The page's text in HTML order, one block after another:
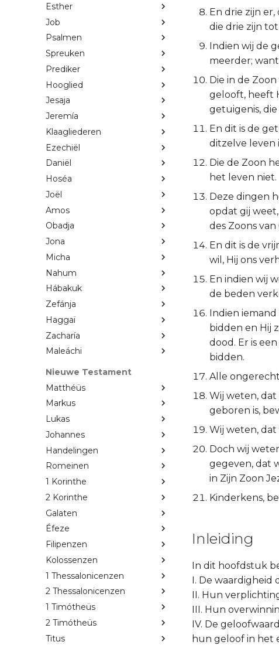
Esther
Job
Psalmen
Spreuken
Prediker
Hooglied
Jesaja
Jeremía
Klaagliederen
Ezechiël
Daniël
Hoséa
Joël
Amos
Obadja
Jona
Micha
Nahum
Hábakuk
Zefánja
Haggaï
Zacharía
Maleáchi
Nieuwe Testament
Matthéüs
Markus
Lukas
Johannes
Handelingen
Romeinen
1 Korinthe
2 Korinthe
Galaten
Éfeze
Filipenzen
Kolossenzen
1 Thessalonicenzen
2 Thessalonicenzen
1 Timótheüs
2 Timótheüs
Titus
En drie zijn
die drie zijn
Indien wij de
meerder;
Die in de
gelooft, heeft
getuigenis,
En dit is de
ditzelve leven
Die de Zoon
het leven niet.
Deze dingen
opdat gij
des Zoons van
En dit is de
wil, Hij ons
En indien wij
de beden
Indien
bidden en Hij
dood. Er is
bidden.
Alle
Wij weten, dat
geboren is,
Wij weten,
Doch wij
gegeven, dat
in Zijn Zoon
Kinderkens,
Inleiding
In dit hoofdstuk
I. De waardigheid
II. Hun
III. Hun
IV. De
hun geloof in het